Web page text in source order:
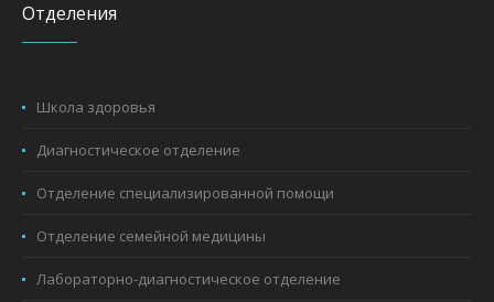
Отделения
Школа здоровья
Диагностическое отделение
Отделение специализированной помощи
Отделение семейной медицины
Лабораторно-диагностическое отделение